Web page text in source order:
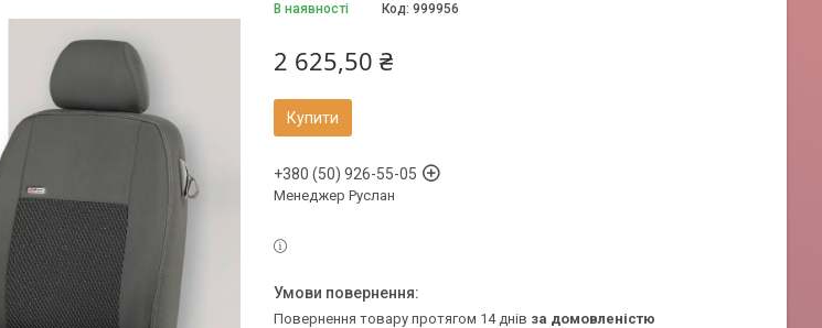
В наявності Код: 999956
2 625,50 ₴
Купити
+380 (50) 926-55-05
Менеджер Руслан
повернення товару протягом 14 днів за домовленістю